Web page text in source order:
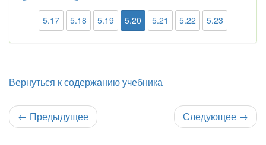
5.17 5.18 5.19 5.20 5.21 5.22 5.23
Вернуться к содержанию учебника
← Предыдущее Следующее →